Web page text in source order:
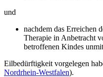
und
nachdem das Erreichen
Therapie in Anbetracht
betroffenen Kindes
Eilbedürftigkeit vorgelegen
Nordrhein-Westfalen).